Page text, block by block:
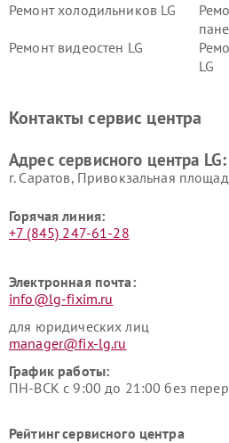
Ремонт холодильников LG
Ремонт видеостен LG
LG
Ремонт морозильных камер
Контакты сервис центра
Адрес сервисного центра LG:
г. Саратов, Привокзальная
Горячая линия:
+7 (845) 247-61-28
Электронная почта:
info@lg-fixim.ru
для юридических лиц
manager@fix-lg.ru
График работы:
ПН-ВСК с 9:00 до 21:00 без
Рейтинг сервисного центра